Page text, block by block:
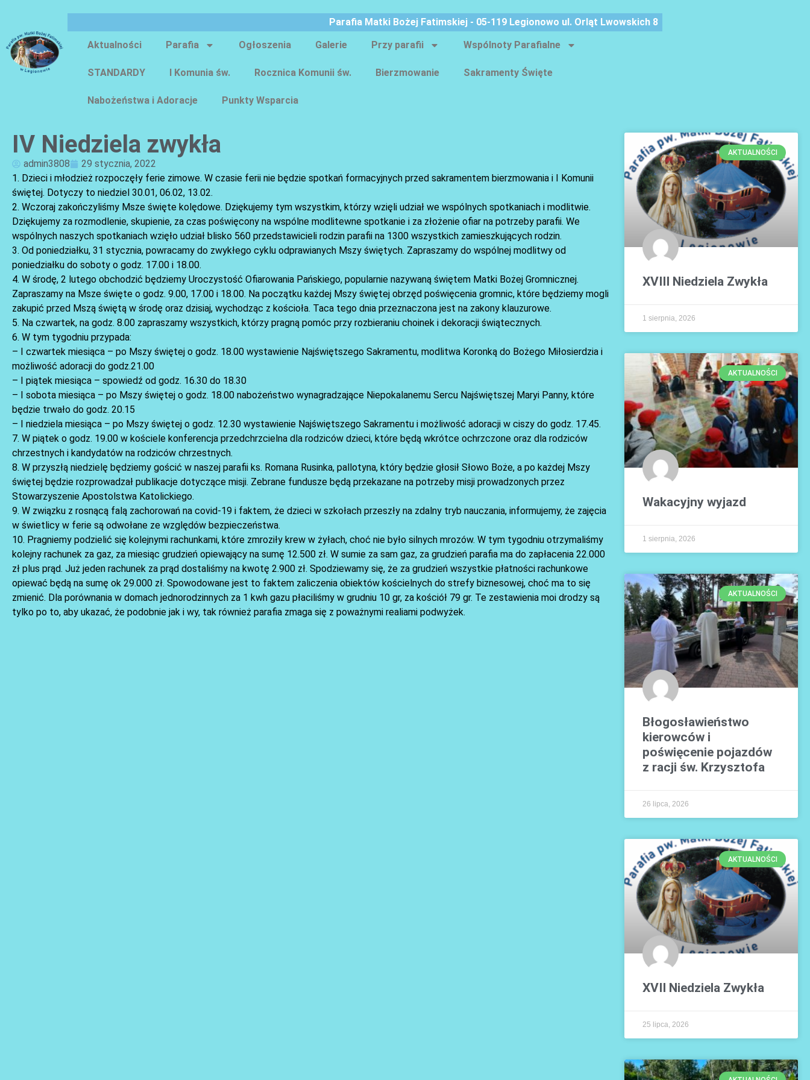
Parafia Matki Bożej Fatimskiej - 05-119 Legionowo ul. Orląt Lwowskich 8
Aktualności
Parafia Ogłoszenia Galerie Przy parafii Wspólnoty Parafialne
STANDARDY I Komunia św. Rocznica Komunii św. Bierzmowanie Sakramenty Święte
Nabożeństwa i Adoracje Punkty Wsparcia
IV Niedziela zwykła
admin3808
29 stycznia, 2022
1. Dzieci i młodzież rozpoczęły ferie zimowe. W czasie ferii nie będzie spotkań formacyjnych przed sakramentem bierzmowania i I Komunii
świętej. Dotyczy to niedziel 30.01, 06.02, 13.02.
2. Wczoraj zakończyliśmy Msze święte kolędowe. Dziękujemy tym wszystkim, którzy wzięli udział we wspólnych spotkaniach i modlitwie.
Dziękujemy za rozmodlenie, skupienie, za czas poświęcony na wspólne modlitewne spotkanie i za złożenie ofiar na potrzeby parafii. We
wspólnych naszych spotkaniach wzięło udział blisko 560 przedstawicieli rodzin parafii na 1300 wszystkich zamieszkujących rodzin.
3. Od poniedziałku, 31 stycznia, powracamy do zwykłego cyklu odprawianych Mszy świętych. Zapraszamy do wspólnej modlitwy od
poniedziałku do soboty o godz. 17.00 i 18.00.
4. W środę, 2 lutego obchodzić będziemy Uroczystość Ofiarowania Pańskiego, popularnie nazywaną świętem Matki Bożej Gromnicznej.
Zapraszamy na Msze święte o godz. 9.00, 17.00 i 18.00. Na początku każdej Mszy świętej obrzęd poświęcenia gromnic, które będziemy mogli
zakupić przed Mszą świętą w środę oraz dzisiaj, wychodząc z kościoła. Taca tego dnia przeznaczona jest na zakony klauzurowe.
5. Na czwartek, na godz. 8.00 zapraszamy wszystkich, którzy pragną pomóc przy rozbieraniu choinek i dekoracji świątecznych.
6. W tym tygodniu przypada:
– I czwartek miesiąca – po Mszy świętej o godz. 18.00 wystawienie Najświętszego Sakramentu, modlitwa Koronką do Bożego Miłosierdzia i
możliwość adoracji do godz.21.00
– I piątek miesiąca – spowiedź od godz. 16.30 do 18.30
– I sobota miesiąca – po Mszy świętej o godz. 18.00 nabożeństwo wynagradzające Niepokalanemu Sercu Najświętszej Maryi Panny, które
będzie trwało do godz. 20.15
– I niedziela miesiąca – po Mszy świętej o godz. 12.30 wystawienie Najświętszego Sakramentu i możliwość adoracji w ciszy do godz. 17.45.
7. W piątek o godz. 19.00 w kościele konferencja przedchrzcielna dla rodziców dzieci, które będą wkrótce ochrzczone oraz dla rodziców
chrzestnych i kandydatów na rodziców chrzestnych.
8. W przyszłą niedzielę będziemy gościć w naszej parafii ks. Romana Rusinka, pallotyna, który będzie głosił Słowo Boże, a po każdej Mszy
świętej będzie rozprowadzał publikacje dotyczące misji. Zebrane fundusze będą przekazane na potrzeby misji prowadzonych przez
Stowarzyszenie Apostolstwa Katolickiego.
9. W związku z rosnącą falą zachorowań na covid-19 i faktem, że dzieci w szkołach przeszły na zdalny tryb nauczania, informujemy, że zajęcia
w świetlicy w ferie są odwołane ze względów bezpieczeństwa.
10. Pragniemy podzielić się kolejnymi rachunkami, które zmroziły krew w żyłach, choć nie było silnych mrozów. W tym tygodniu otrzymaliśmy
kolejny rachunek za gaz, za miesiąc grudzień opiewający na sumę 12.500 zł. W sumie za sam gaz, za grudzień parafia ma do zapłacenia 22.000
zł plus prąd. Już jeden rachunek za prąd dostaliśmy na kwotę 2.900 zł. Spodziewamy się, że za grudzień wszystkie płatności rachunkowe
opiewać będą na sumę ok 29.000 zł. Spowodowane jest to faktem zaliczenia obiektów kościelnych do strefy biznesowej, choć ma to się
zmienić. Dla porównania w domach jednorodzinnych za 1 kwh gazu płaciliśmy w grudniu 10 gr, za kościół 79 gr. Te zestawienia moi drodzy są
tylko po to, aby ukazać, że podobnie jak i wy, tak również parafia zmaga się z poważnymi realiami podwyżek.
AKTUALNOŚCI
XVIII Niedziela Zwykła
1 sierpnia, 2026
AKTUALNOŚCI
Wakacyjny wyjazd
1 sierpnia, 2026
AKTUALNOŚCI
Błogosławieństwo
kierowców i
poświęcenie pojazdów
z racji św. Krzysztofa
26 lipca, 2026
AKTUALNOŚCI
XVII Niedziela Zwykła
25 lipca, 2026